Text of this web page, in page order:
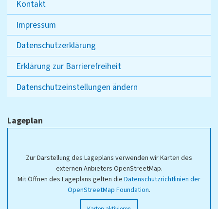
Kontakt
Impressum
Datenschutzerklärung
Erklärung zur Barrierefreiheit
Datenschutzeinstellungen ändern
Lageplan
Zur Darstellung des Lageplans verwenden wir Karten des
externen Anbieters OpenStreetMap.
Mit Öffnen des Lageplans gelten die Datenschutzrichtlinien der
OpenStreetMap Foundation.